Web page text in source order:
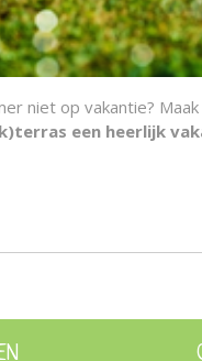
niet op vakantie?
een heerlijk